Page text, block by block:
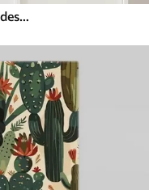
Imitation de peinture abstraite avec des cercles orange et gris, des feuilles et des branches, style moderne, effet aquarelle